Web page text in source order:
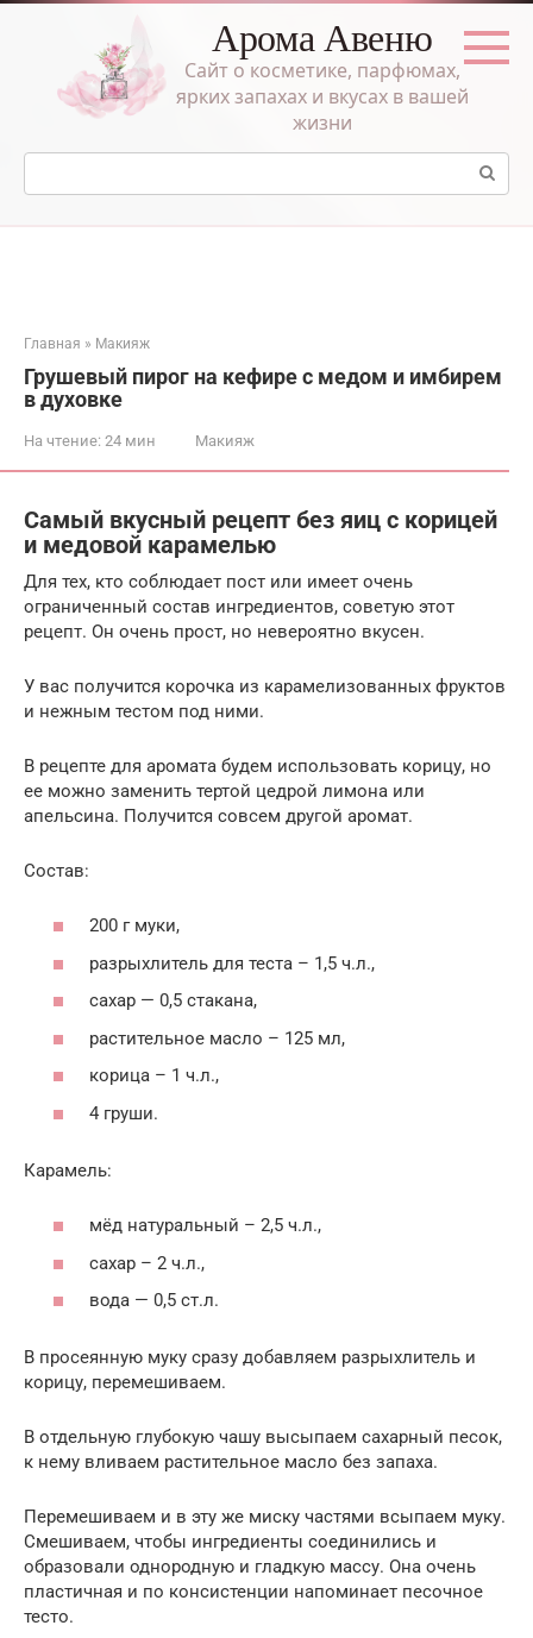
Перейти
Арома Авеню
Сайт о косметике, парфюмах,
ярких запахах и вкусах в вашей
жизни
Поиск:
Главная » Макияж
Грушевый пирог на кефире с медом и имбирем
в духовке
На чтение: 24 мин Макияж
Самый вкусный рецепт без яиц с корицей
и медовой карамелью
Для тех, кто соблюдает пост или имеет очень
ограниченный состав ингредиентов, советую этот
рецепт. Он очень прост, но невероятно вкусен.
У вас получится корочка из карамелизованных фруктов
и нежным тестом под ними.
В рецепте для аромата будем использовать корицу, но
ее можно заменить тертой цедрой лимона или
апельсина. Получится совсем другой аромат.
Состав:
200 г муки,
разрыхлитель для теста – 1,5 ч.л.,
сахар — 0,5 стакана,
растительное масло – 125 мл,
корица – 1 ч.л.,
4 груши.
Карамель:
мёд натуральный – 2,5 ч.л.,
сахар – 2 ч.л.,
вода — 0,5 ст.л.
В просеянную муку сразу добавляем разрыхлитель и
корицу, перемешиваем.
В отдельную глубокую чашу высыпаем сахарный песок,
к нему вливаем растительное масло без запаха.
Перемешиваем и в эту же миску частями всыпаем муку.
Смешиваем, чтобы ингредиенты соединились и
образовали однородную и гладкую массу. Она очень
пластичная и по консистенции напоминает песочное
тесто.